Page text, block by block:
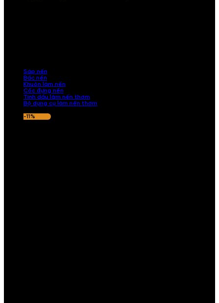
Sáp nến
Bấc nến
Khuôn làm nến
Cốc đựng nến
Tinh dầu làm nến thơm
Bộ dụng cụ làm nến thơm
-11%